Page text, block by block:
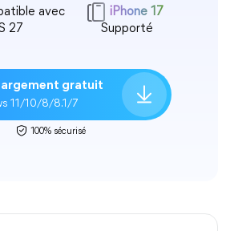
avec
27
iPhone 17
Supporté
gratuit
11/10/8/8.1/7
100% sécurisé